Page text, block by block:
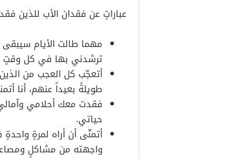
عباراتٍ عن فقدان الأب للذين
مهما طالت الأيام
ترشدني بها في كل
أتعجّب كل العجب من
طويلةً بعيداً عنهم، أنا
فقدت معك أحلامي
حياتي.
أتمنّى أن أراه لمرةٍ
واجهته من مشاكلٍ